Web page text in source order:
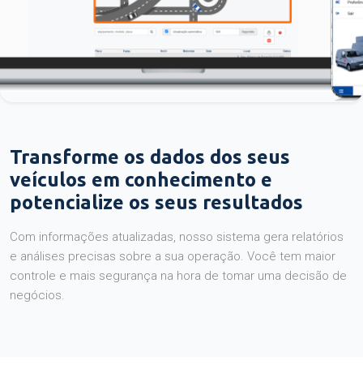
Transforme os dados dos seus
veículos em conhecimento e
potencialize os seus resultados
Com informações atualizadas, nosso sistema gera relatórios
e análises precisas sobre a sua operação. Você tem maior
controle e mais segurança na hora de tomar uma decisão de
negócios.